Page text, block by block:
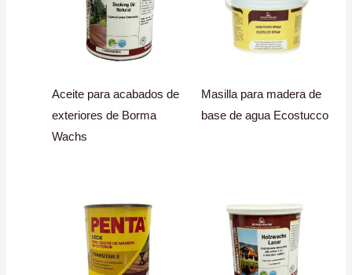
Aceite para acabados de
exteriores de Borma
Wachs
Masilla para madera de
base de agua Ecostucco